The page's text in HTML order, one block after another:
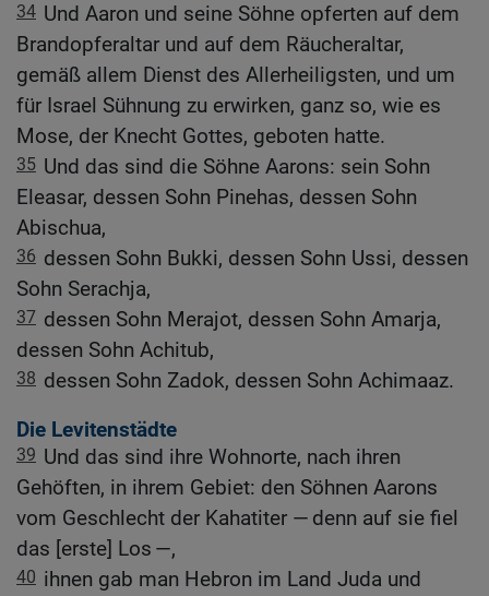
34 Und Aaron und seine Söhne opferten auf dem
Brandopferaltar und auf dem Räucheraltar,
gemäß allem Dienst des Allerheiligsten, und um
für Israel Sühnung zu erwirken, ganz so, wie es
Mose, der Knecht Gottes, geboten hatte.
35 Und das sind die Söhne Aarons: sein Sohn
Eleasar, dessen Sohn Pinehas, dessen Sohn
Abischua,
36 dessen Sohn Bukki, dessen Sohn Ussi, dessen
Sohn Serachja,
37 dessen Sohn Merajot, dessen Sohn Amarja,
dessen Sohn Achitub,
38 dessen Sohn Zadok, dessen Sohn Achimaaz.
Die Levitenstädte
39 Und das sind ihre Wohnorte, nach ihren
Gehöften, in ihrem Gebiet: den Söhnen Aarons
vom Geschlecht der Kahatiter — denn auf sie fiel
das [erste] Los —,
40 ihnen gab man Hebron im Land Juda und